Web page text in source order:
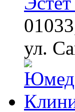
ул.